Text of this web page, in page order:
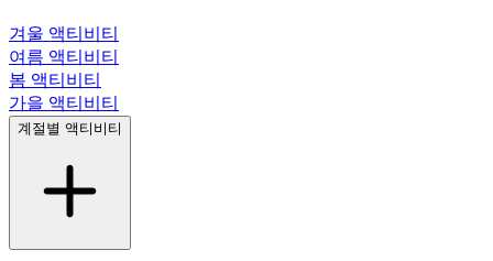
겨울 액티비티
여름 액티비티
봄 액티비티
가을 액티비티
계절별 액티비티